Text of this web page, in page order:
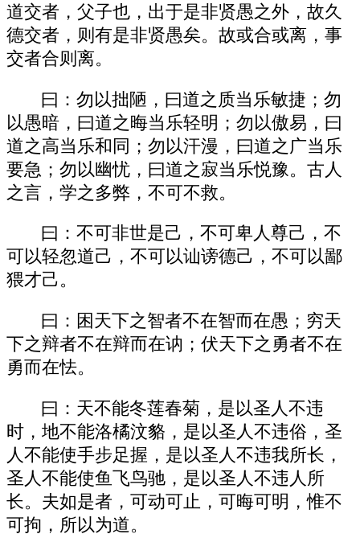
道交者，父子也，出于是非贤愚之外，故久
德交者，则有是非贤愚矣。故或合或离，事
交者合则离。
曰：勿以拙陋，曰道之质当乐敏捷；勿
以愚暗，曰道之晦当乐轻明；勿以傲易，曰
道之高当乐和同；勿以汗漫，曰道之广当乐
要急；勿以幽忧，曰道之寂当乐悦豫。古人
之言，学之多弊，不可不救。
曰：不可非世是己，不可卑人尊己，不
可以轻忽道己，不可以讪谤德己，不可以鄙
猥才己。
曰：困天下之智者不在智而在愚；穷天
下之辩者不在辩而在讷；伏天下之勇者不在
勇而在怯。
曰：天不能冬莲春菊，是以圣人不违
时，地不能洛橘汶貉，是以圣人不违俗，圣
人不能使手步足握，是以圣人不违我所长，
圣人不能使鱼飞鸟驰，是以圣人不违人所
长。夫如是者，可动可止，可晦可明，惟不
可拘，所以为道。